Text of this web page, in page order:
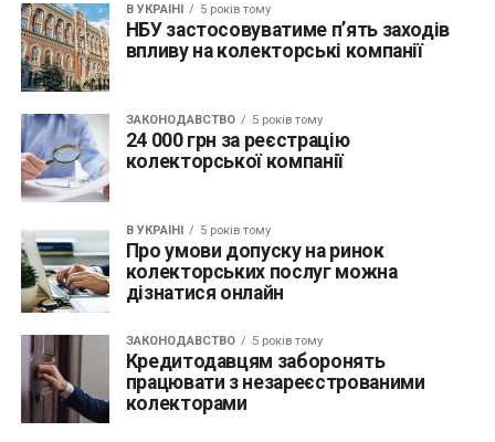
В УКРАЇНІ 5 років тому
НБУ застосовуватиме п’ять заходів
впливу на колекторські компанії
ЗАКОНОДАВСТВО 5 років тому
24 000 грн за реєстрацію
колекторської компанії
В УКРАЇНІ 5 років тому
Про умови допуску на ринок
колекторських послуг можна
дізнатися онлайн
ЗАКОНОДАВСТВО 5 років тому
Кредитодавцям заборонять
працювати з незареєстрованими
колекторами